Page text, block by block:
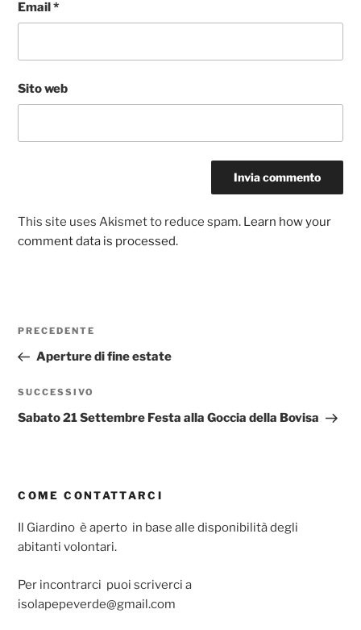
Email*
Sito web
This site uses Akismet to reduce spam. Learn how your
comment data is processed.
Navigazione
Articolo
precedente:
PRECEDENTE
Aperture di fine estate
Articolo
successivo
SUCCESSIVO
Sabato 21 Settembre Festa alla Goccia della Bovisa
COME CONTATTARCI
Il Giardino è aperto in base alle disponibilità degli
abitanti volontari.
Per incontrarci puoi scriverci a
isolapepeverde@gmail.com